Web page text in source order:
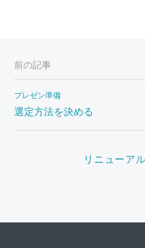
前の記事
プレゼン準備
選定方法を決める
リニューア